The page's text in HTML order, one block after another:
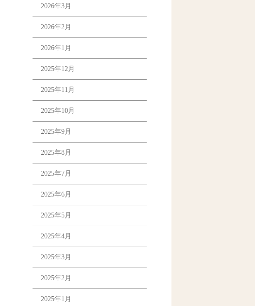
2026年3月
2026年2月
2026年1月
2025年12月
2025年11月
2025年10月
2025年9月
2025年8月
2025年7月
2025年6月
2025年5月
2025年4月
2025年3月
2025年2月
2025年1月